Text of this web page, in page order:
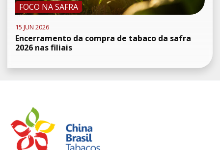
FOCO NA SAFRA
15 JUN 2026
Encerramento da compra de tabaco da safra
2026 nas filiais